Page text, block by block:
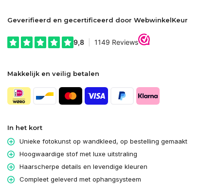
Geverifieerd en gecertificeerd door WebwinkelKeur
Makkelijk en veilig betalen
In het kort
Unieke fotokunst op wandkleed, op bestelling gemaakt
Hoogwaardige stof met luxe uitstraling
Haarscherpe details en levendige kleuren
Compleet geleverd met ophangsysteem